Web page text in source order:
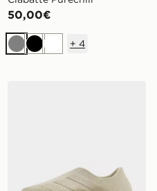
50,00€
Grigio
NeroBianco
+ 4